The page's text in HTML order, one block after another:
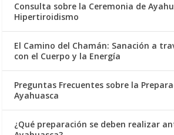
Consulta sobre la Ceremonia de
Hipertiroidismo
El Camino del Chamán: Sanación a
con el Cuerpo y la Energía
Preguntas Frecuentes sobre la
Ayahuasca
¿Qué preparación se deben realizar